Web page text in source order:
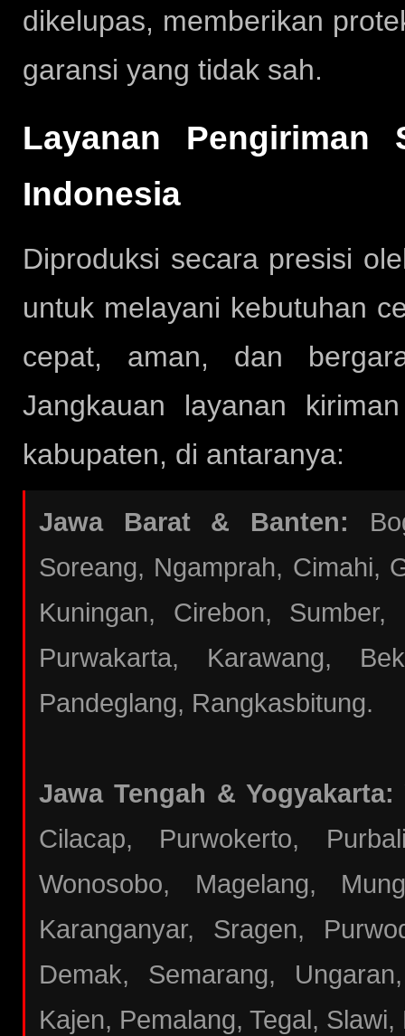
dikelupas, memberikan
garansi yang tidak sah.
Layanan
Indonesia
Diproduksi secara presisi
untuk melayani kebutuhan
cepat, aman, dan
Jangkauan layanan
kabupaten, di antaranya:
Jawa Barat & Banten:
Soreang, Ngamprah, Cimahi,
Kuningan, Cirebon,
Purwakarta, Karawang,
Pandeglang, Rangkasbitung.
Jawa Tengah & Yogyakarta:
Cilacap, Purwokerto,
Wonosobo, Magelang,
Karanganyar, Sragen,
Demak, Semarang,
Kajen, Pemalang, Tegal,